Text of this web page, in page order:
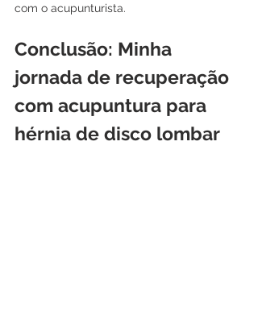
com o acupunturista.
Conclusão: Minha
jornada de recuperação
com acupuntura para
hérnia de disco lombar